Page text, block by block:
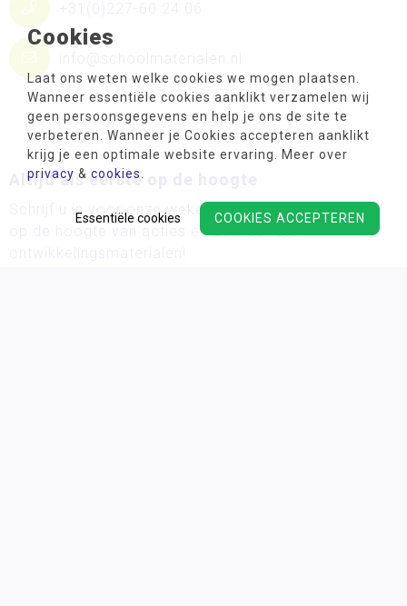
Cookies
Laat ons weten welke cookies we mogen plaatsen.
Wanneer essentiële cookies aanklikt verzamelen wij
geen persoonsgegevens en help je ons de site te
verbeteren. Wanneer je Cookies accepteren aanklikt
krijg je een optimale website ervaring. Meer over
privacy & cookies
COOKIES ACCEPTEREN
Essentiële cookies
Altijd als eerste op de hoogte
Schrijf u in voor onze wekelijkse nieuwsbrief en blijf
op de hoogte van acties en de nieuwste